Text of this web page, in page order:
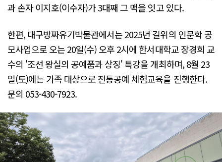
과 손자 이지호(이수자)가 3대째 그 맥을 잇고 있다.
한편, 대구방짜유기박물관에서는 2025년 길위의 인문학 공
모사업으로 오는 20일(수) 오후 2시에 한서대학교 장경희 교
수의 '조선 왕실의 공예품과 상징' 특강을 개최하며, 8월 23
일(토)에는 가족 대상으로 전통공예 체험교육을 진행한다.
문의 053-430-7923.